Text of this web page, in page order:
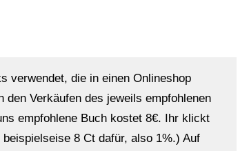
verwendet, die in einen Onlineshop
Verkäufen des jeweils empfohlenen
empfohlene Buch kostet 8€. Ihr klickt
8 Ct dafür, also 1%.) Auf